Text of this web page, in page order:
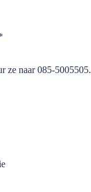
ze naar 085-5005505.